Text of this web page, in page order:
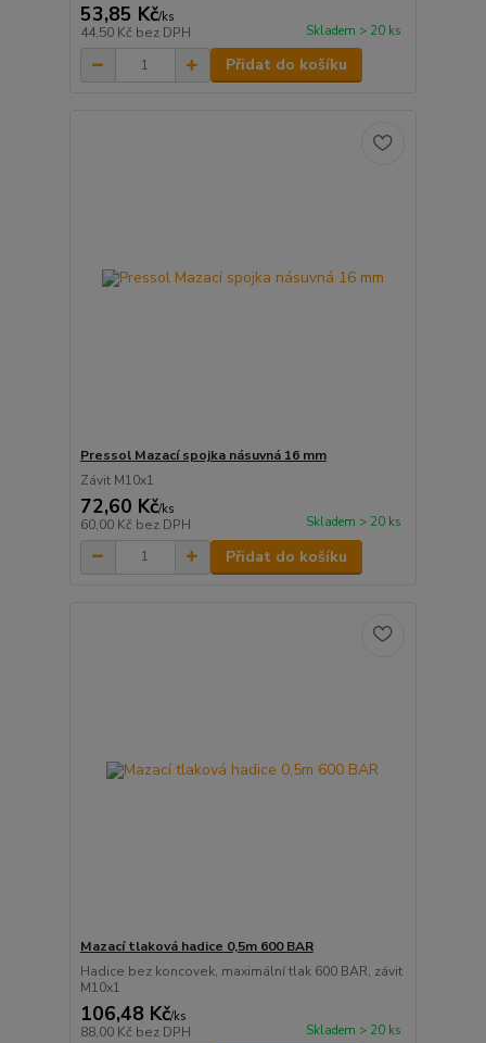
53,85 Kč/ks
44,50 Kč bez DPH Skladem > 20 ks
Přidat do košíku
Pressol Mazací spojka násuvná 16 mm
Závit M10x1
72,60 Kč/ks
60,00 Kč bez DPH Skladem > 20 ks
Přidat do košíku
Mazací tlaková hadice 0,5m 600 BAR
Hadice bez koncovek, maximální tlak 600 BAR, závit
M10x1
106,48 Kč/ks
88,00 Kč bez DPH Skladem > 20 ks